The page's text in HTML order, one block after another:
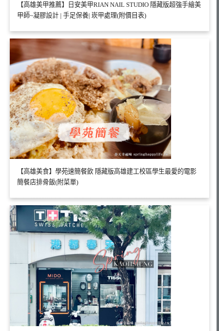
【高雄美甲推薦】日安美甲RIAN NAIL STUDIO 隱藏版超強手繪美
甲師~凝膠設計 | 手足保養| 崁甲處理(附價目表)
【高雄美食】學苑速簡餐飲 隱藏版高雄建工校區學生最愛的電影
簡餐店排骨飯(附菜單)